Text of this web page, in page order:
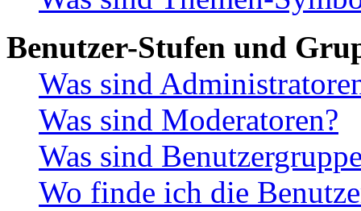
Benutzer-Stufen und
Was sind
Was sind Moderatoren?
Was sind
Wo finde ich die